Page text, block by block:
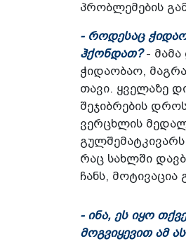
პრობლემების
- როდესაც
ჰქონდათ?-
ჭიდაობაო,
თავი. ყველაზე
შეჯიბრების
ვერცხლის
რაც სახლში
ჩანს,
- ინა, ეს იყო
მოგვიყევით ამ